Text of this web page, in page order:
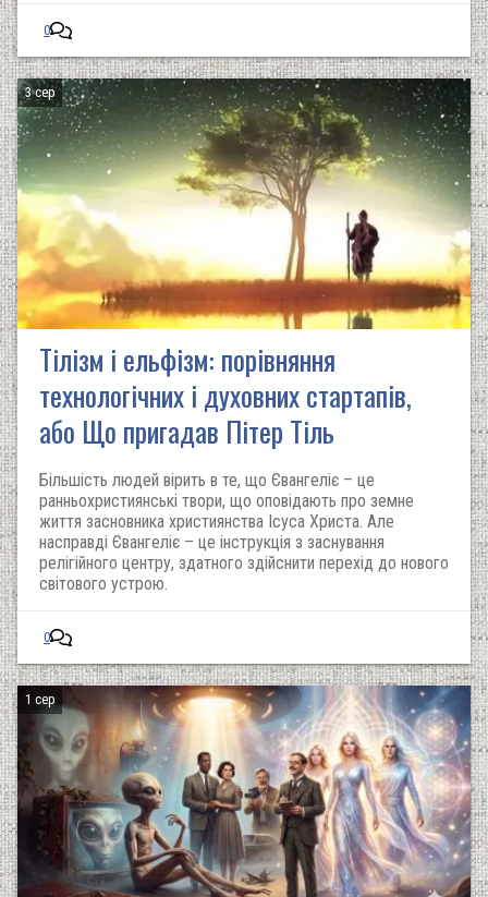
0
3 сер
Тілізм і ельфізм: порівняння
технологічних і духовних стартапів,
або Що пригадав Пітер Тіль
Більшість людей вірить в те, що Євангеліє – це
ранньохристиянські твори, що оповідають про земне
життя засновника християнства Ісуса Христа. Але
насправді Євангеліє – це інструкція з заснування
релігійного центру, здатного здійснити перехід до нового
світового устрою.
0
1 сер